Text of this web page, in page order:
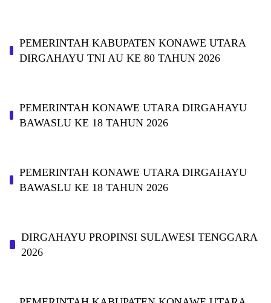
PEMERINTAH KABUPATEN KONAWE UTARA
DIRGAHAYU TNI AU KE 80 TAHUN 2026
PEMERINTAH KONAWE UTARA DIRGAHAYU
BAWASLU KE 18 TAHUN 2026
PEMERINTAH KONAWE UTARA DIRGAHAYU
BAWASLU KE 18 TAHUN 2026
DIRGAHAYU PROPINSI SULAWESI TENGGARA
2026